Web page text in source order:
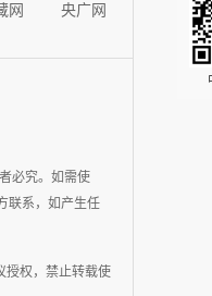
网 央广网
必究。如需使
联系，如产生任
授权，禁止转载使